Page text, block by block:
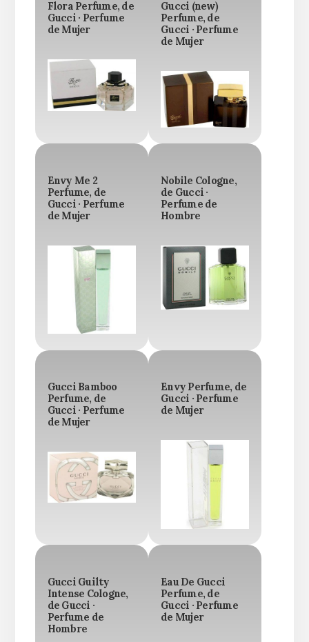
Flora Perfume, de
Gucci · Perfume
de Mujer
Gucci (new)
Perfume, de
Gucci · Perfume
de Mujer
Envy Me 2
Perfume, de
Gucci · Perfume
de Mujer
Nobile Cologne,
de Gucci ·
Perfume de
Hombre
Gucci Bamboo
Perfume, de
Gucci · Perfume
de Mujer
Envy Perfume, de
Gucci · Perfume
de Mujer
Gucci Guilty
Intense Cologne,
de Gucci ·
Perfume de
Hombre
Eau De Gucci
Perfume, de
Gucci · Perfume
de Mujer